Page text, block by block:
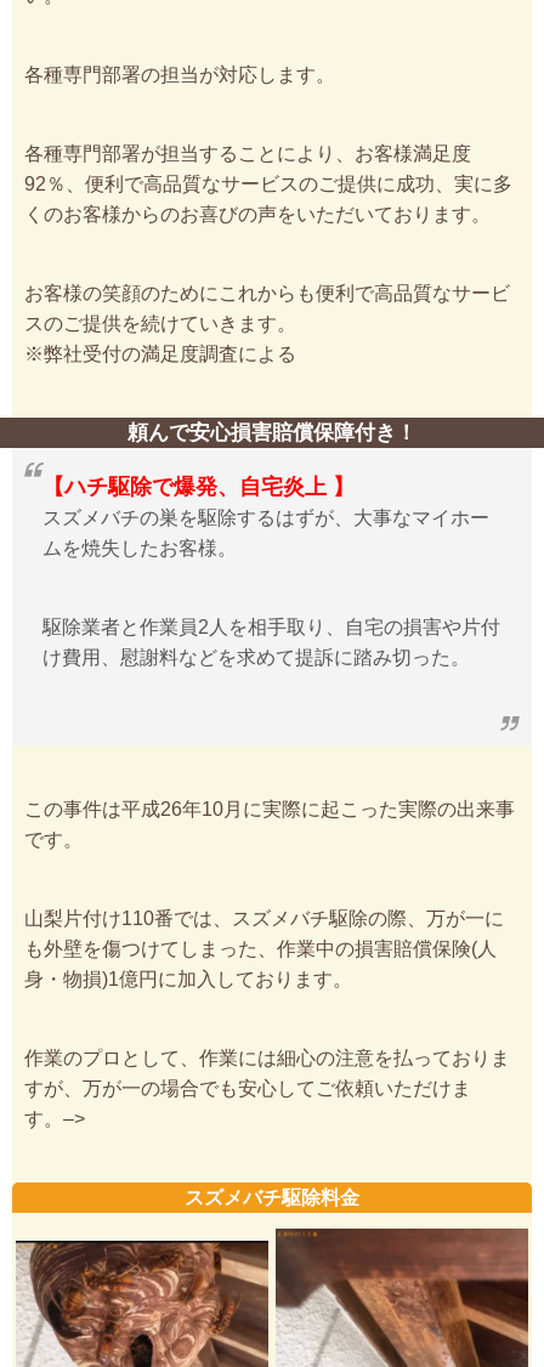
各種専門部署の担当が対応します。
各種専門部署が担当することにより、お客様満足度
92％、便利で高品質なサービスのご提供に成功、実に多
くのお客様からのお喜びの声をいただいております。
お客様の笑顔のためにこれからも便利で高品質なサービ
スのご提供を続けていきます。
※弊社受付の満足度調査による
頼んで安心損害賠償保障付き！
【ハチ駆除で爆発、自宅炎上 】
スズメバチの巣を駆除するはずが、大事なマイホー
ムを焼失したお客様。
駆除業者と作業員2人を相手取り、自宅の損害や片付
け費用、慰謝料などを求めて提訴に踏み切った。
この事件は平成26年10月に実際に起こった実際の出来事
です。
山梨片付け110番では、スズメバチ駆除の際、万が一に
も外壁を傷つけてしまった、作業中の損害賠償保険(人
身・物損)1億円に加入しております。
作業のプロとして、作業には細心の注意を払っておりま
すが、万が一の場合でも安心してご依頼いただけま
す。–>
スズメバチ駆除料金